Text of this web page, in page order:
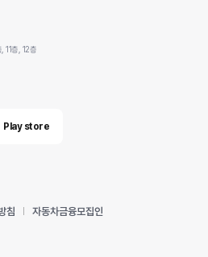
11층, 12층
Play store
침 자동차금융모집인